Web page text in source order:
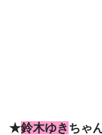
★鈴木ゆき ちゃ